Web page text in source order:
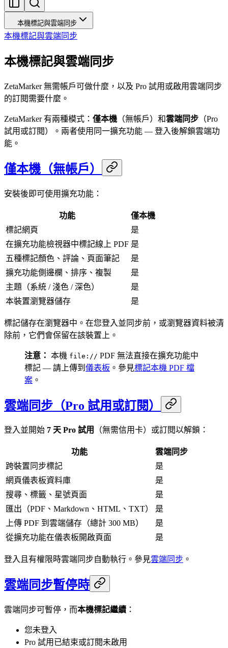
本機標記與雲端同步
本機標記與雲端同步
本機標記與雲端同步
ZetaMarker 無需帳戶可做什麼，以及 Pro 試用或啟用雲端同步
的訂閱需要什麼。
ZetaMarker 有兩種模式： 僅本機 （無帳戶）和雲端同步 （Pro
試用或訂閱）。兩者使用同一擴充功能 — 登入後解鎖雲端功
能。
僅本機（無帳戶）
安裝後即可使用擴充功能：
功能
僅本機
標記網頁
是
在擴充功能檢視器中標記線上 PDF 是
五種標記顏色、評論、頁面筆記
是
擴充功能側邊欄、排序、複製
是
主題（系統 / 淺色 / 深色）
是
本裝置瀏覽器儲存
是
標記儲存在瀏覽器中。在您登入並同步前，或瀏覽器資料被清
除前，它們會保留在該裝置上。
注意： 本機 file:// PDF 無法直接在擴充功能中
標記 — 請上傳到 儀表板 。參見標記本機 PDF 檔
案 。
雲端同步（Pro 試用或訂閱）
登入並開始 7 天 Pro 試用 （無需信用卡）或訂閱以解鎖：
功能
雲端同步
跨裝置同步標記
是
網頁儀表板資料庫
是
搜尋、標籤、星號頁面
是
匯出（PDF、Markdown、HTML、TXT）
是
上傳 PDF 到雲端儲存（總計 300 MB）
是
從擴充功能在儀表板開啟頁面
是
登入且有權限時雲端同步自動執行。參見雲端同步 。
雲端同步暫停時
雲端同步可暫停，而本機標記繼續 ：
您未登入
Pro 試用已結束或訂閱未啟用